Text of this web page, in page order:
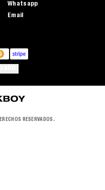
Whatsapp
Email
RESERVADOS.